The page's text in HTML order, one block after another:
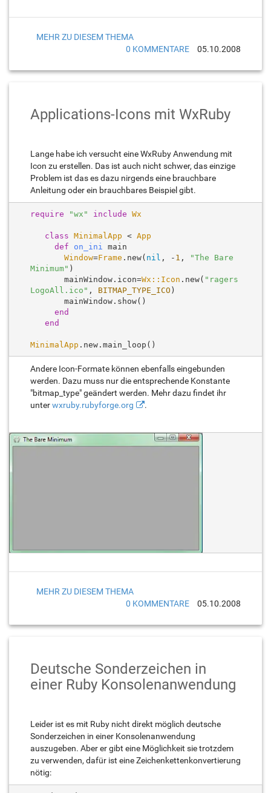
MEHR ZU DIESEM THEMA
0 KOMMENTARE
05.10.2008
Applications-Icons mit WxRuby
Lange habe ich versucht eine WxRuby Anwendung mit
Icon zu erstellen. Das ist auch nicht schwer, das einzige
Problem ist das es dazu nirgends eine brauchbare
Anleitung oder ein brauchbares Beispiel gibt.
require "wx" include Wx
class MinimalApp < App
def
on_ini
main
Window=Frame .new( nil , - 1 ,
"The Bare
Minimum" )
       mainWindow.icon=
Wx::Icon .new( "ragers
LogoAll.ico" , BITMAP_TYPE_ICO )
end
end
MinimalApp
Andere Icon-Formate können ebenfalls eingebunden
werden. Dazu muss nur die entsprechende Konstante
"bitmap_type" geändert werden. Mehr dazu findet ihr
unterwxruby.rubyforge.org .
MEHR ZU DIESEM THEMA
0 KOMMENTARE
05.10.2008
Deutsche Sonderzeichen in
einer Ruby Konsolenanwendung
Leider ist es mit Ruby nicht direkt möglich deutsche
Sonderzeichen in einer Konsolenanwendung
auszugeben. Aber er gibt eine Möglichkeit sie trotzdem
zu verwenden, dafür ist eine Zeichenkettenkonvertierung
nötig: